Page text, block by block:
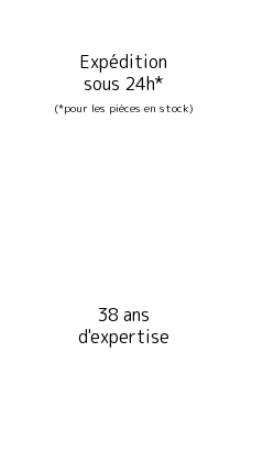
Expédition
sous 24h*
(*pour les pièces en stock)
38 ans
d'expertise